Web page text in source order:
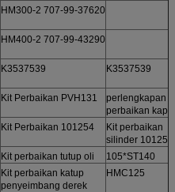
HM300-2 707-99-37620
HM400-2 707-99-43290
K3537539 K3537539
Kit Perbaikan PVH131
perlengkapan
perbaikan kapal
Kit Perbaikan 101254
Kit perbaikan
silinder 101254
Kit perbaikan tutup oli
105*ST140
Kit perbaikan katup
penyeimbang derek
HMC125